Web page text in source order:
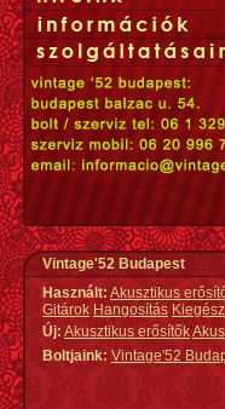
Vintage'52 Budapest
Használt: Akusztikus
Gitárok Hangosítás
Új:Akusztikus erősítők
Boltjaink: Vintage'52